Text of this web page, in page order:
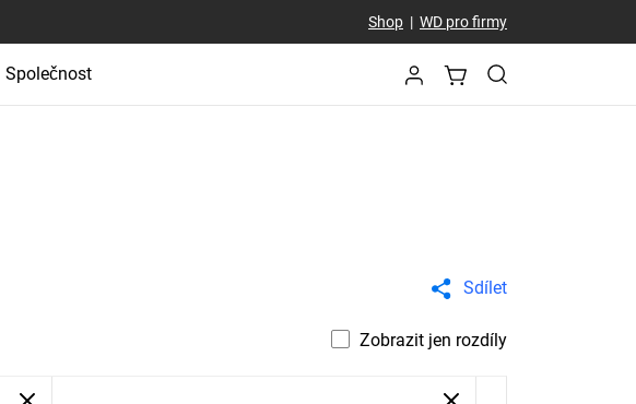
Shop| WD pro firmy
Společnost
Sdílet
Zobrazit jen rozdíly